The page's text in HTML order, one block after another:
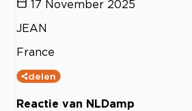
17 November 2025
JEAN
France
delen
Reactie van NLDamp